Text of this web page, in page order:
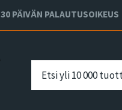
30 PÄIVÄN PALAUTUSOIKEUS